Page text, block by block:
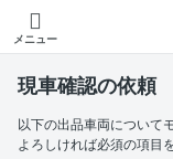
メニュー
現車確認の依頼
以下の出品車両について
よろしければ必須の項目